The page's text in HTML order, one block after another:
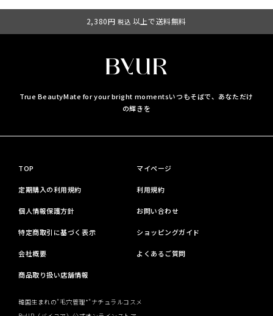
2,380円税込 以上で送料無料
True BeautyMate for your bright momentsいつもそばで、あなただけ
の輝きを
TOP
定期購入の利用規約
個人情報保護方針
マイページ
利用規約
お問い合わせ
特定商取引に基づく表示
会社概要
商品取り扱い店舗情報
ショッピングガイド
よくあるご質問
韓国生まれの"毛穴管理*"ナチュラルコスメ